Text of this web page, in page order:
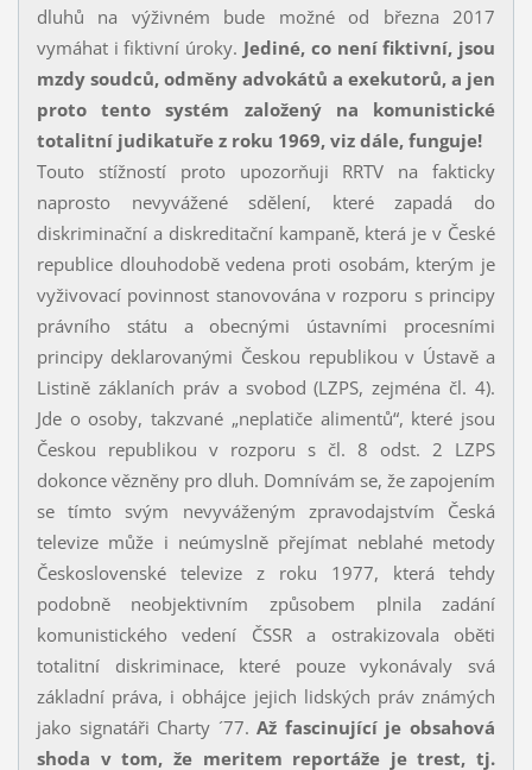
dluhů na výživném bude možné od března 2017
vymáhat i fiktivní úroky. Jediné, co není fiktivní, jsou
mzdy soudců, odměny advokátů a exekutorů, a jen
proto tento systém založený na komunistické
totalitní judikatuře z roku 1969, viz dále, funguje!
Touto stížností proto upozorňuji RRTV na fakticky
naprosto nevyvážené sdělení, které zapadá do
diskriminační a diskreditační kampaně, která je v České
republice dlouhodobě vedena proti osobám, kterým je
vyživovací povinnost stanovována v rozporu s principy
právního státu a obecnými ústavními procesními
principy deklarovanými Českou republikou v Ústavě a
Listině záklaních práv a svobod (LZPS, zejména čl. 4).
Jde o osoby, takzvané „neplatiče alimentů“, které jsou
Českou republikou v rozporu s čl. 8 odst. 2 LZPS
dokonce vězněny pro dluh. Domnívám se, že zapojením
se tímto svým nevyváženým zpravodajstvím Česká
televize může i neúmyslně přejímat neblahé metody
Československé televize z roku 1977, která tehdy
podobně neobjektivním způsobem plnila zadání
komunistického vedení ČSSR a ostrakizovala oběti
totalitní diskriminace, které pouze vykonávaly svá
základní práva, i obhájce jejich lidských práv známých
jako signatáři Charty ´77.Až fascinující je obsahová
shoda v tom, že meritem reportáže je trest, tj.